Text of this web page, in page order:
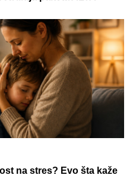
PerSu Extra. A ti? Saznaj